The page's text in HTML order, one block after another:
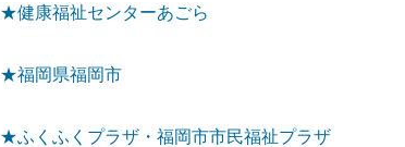
★健康福祉センターあごら
★福岡県福岡市
★ふくふくプラザ・福岡市市民福祉プラザ